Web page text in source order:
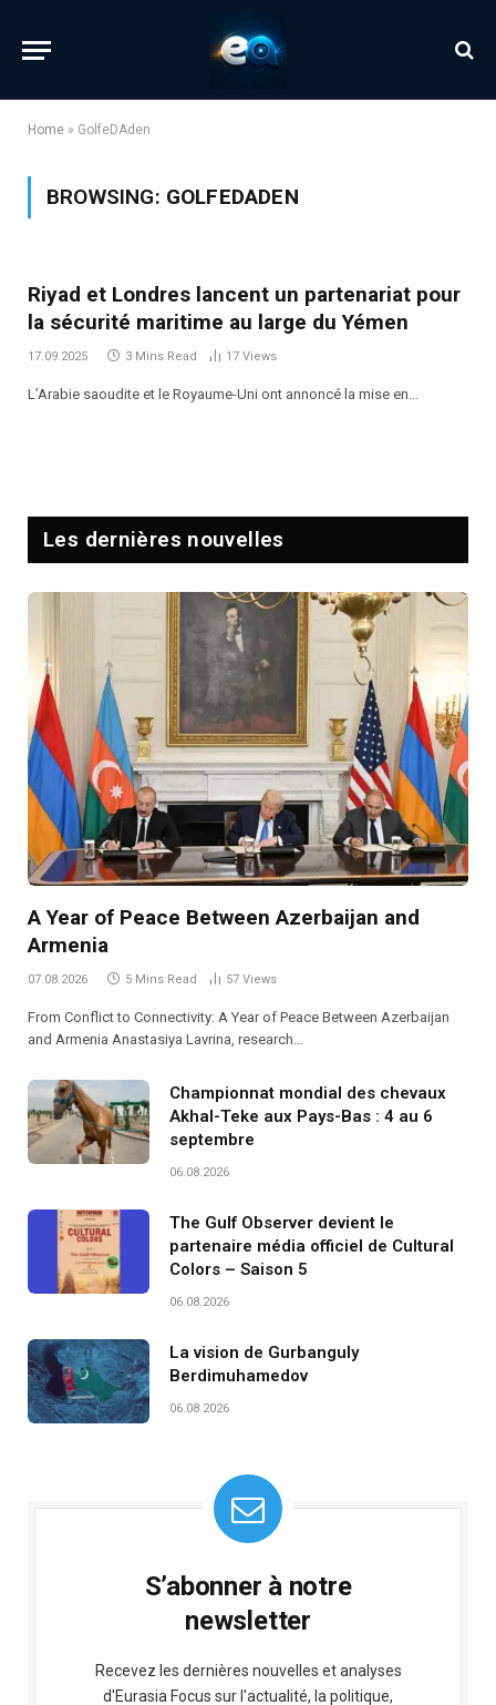
Home » GolfeDAden
BROWSING: GOLFEDADEN
Riyad et Londres lancent un partenariat pour
la sécurité maritime au large du Yémen
17.09.2025 3 Mins Read 17 Views
L’Arabie saoudite et le Royaume-Uni ont annoncé la mise en…
Les dernières nouvelles
A Year of Peace Between Azerbaijan and
Armenia
07.08.2026 5 Mins Read 57 Views
From Conflict to Connectivity: A Year of Peace Between Azerbaijan
and Armenia Anastasiya Lavrina, research…
Championnat mondial des chevaux
Akhal-Teke aux Pays-Bas : 4 au 6
septembre
06.08.2026
The Gulf Observer devient le
partenaire média officiel de Cultural
Colors – Saison 5
06.08.2026
La vision de Gurbanguly
Berdimuhamedov
06.08.2026
S’abonner à notre
newsletter
Recevez les dernières nouvelles et analyses
d'Eurasia Focus sur l'actualité, la politique,